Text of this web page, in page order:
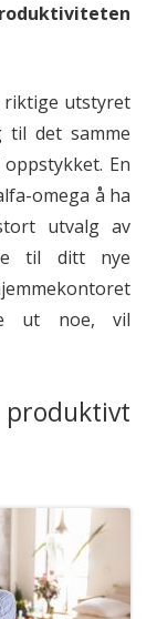
riktige utstyret
til det samme
En
omega å ha
utvalg av
til ditt nye
ut noe, vil